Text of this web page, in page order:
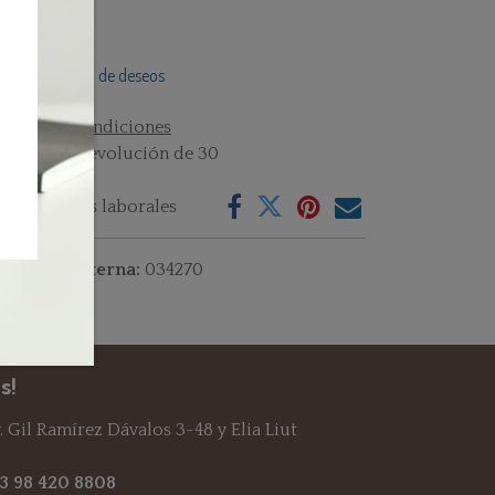
Añadir a lista de deseos
y condiciones
de devolución de 30
2-3 días laborales
interna: 034270
Gil Ramírez Dávalos 3-48 y Elia Liut
98 420 8808